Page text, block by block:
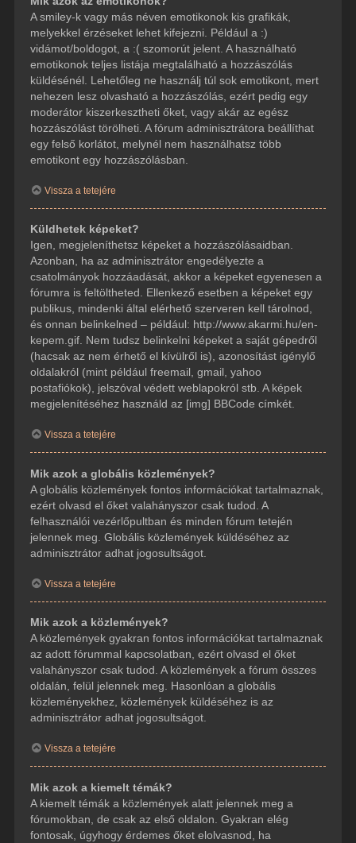
A smiley-k vagy más néven emotikonok kis grafikák,
melyekkel érzéseket lehet kifejezni. Például a :)
vidámot/boldogot, a :( szomorút jelent. A használható
emotikonok teljes listája megtalálható a hozzászólás
küldésénél. Lehetőleg ne használj túl sok emotikont, mert
nehezen lesz olvasható a hozzászólás, ezért pedig egy
moderátor kiszerkesztheti őket, vagy akár az egész
hozzászólást törölheti. A fórum adminisztrátora beállíthat
egy felső korlátot, melynél nem használhatsz több
emotikont egy hozzászólásban.
Vissza a tetejére
Küldhetek képeket?
Igen, megjeleníthetsz képeket a hozzászólásaidban.
Azonban, ha az adminisztrátor engedélyezte a
csatolmányok hozzáadását, akkor a képeket egyenesen a
fórumra is feltöltheted. Ellenkező esetben a képeket egy
publikus, mindenki által elérhető szerveren kell tárolnod,
és onnan belinkelned – például: http://www.akarmi.hu/en-
kepem.gif. Nem tudsz belinkelni képeket a saját gépedről
(hacsak az nem érhető el kívülről is), azonosítást igénylő
oldalakról (mint például freemail, gmail, yahoo
postafiókok), jelszóval védett weblapokról stb. A képek
megjelenítéséhez használd az [img] BBCode címkét.
Vissza a tetejére
Mik azok a globális közlemények?
A globális közlemények fontos információkat tartalmaznak,
ezért olvasd el őket valahányszor csak tudod. A
felhasználói vezérlőpultban és minden fórum tetején
jelennek meg. Globális közlemények küldéséhez az
adminisztrátor adhat jogosultságot.
Vissza a tetejére
Mik azok a közlemények?
A közlemények gyakran fontos információkat tartalmaznak
az adott fórummal kapcsolatban, ezért olvasd el őket
valahányszor csak tudod. A közlemények a fórum összes
oldalán, felül jelennek meg. Hasonlóan a globális
közleményekhez, közlemények küldéséhez is az
adminisztrátor adhat jogosultságot.
Vissza a tetejére
Mik azok a kiemelt témák?
A kiemelt témák a közlemények alatt jelennek meg a
fórumokban, de csak az első oldalon. Gyakran elég
fontosak, úgyhogy érdemes őket elolvasnod, ha